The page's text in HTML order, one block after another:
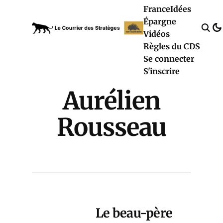
FranceIdées
Épargne
Vidéos
Règles du CDS
Se connecter
S'inscrire
Aurélien
Rousseau
Le beau-père